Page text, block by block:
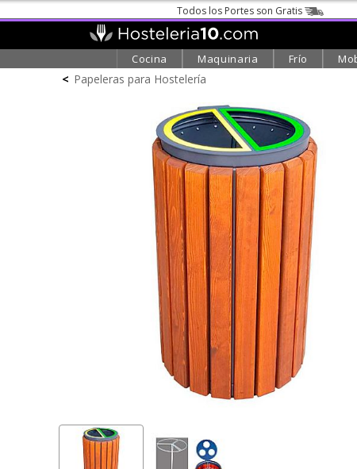
Todos los Portes son Gratis
Cocina Maquinaria Frío
< Papeleras para Hostelería